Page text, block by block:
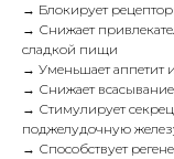
→ Блокирует
→ Снижает
сладкой пищи
→ Уменьшает аппетит
→ Снижает
→ Стимулирует
поджелудочную
→ Способствует